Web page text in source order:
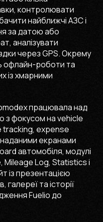
контролювати
найближчі АЗС і
за датою або
аналізувати
через GPS. Окрему
офлайн-роботи та
із хмарними
працювала над
з фокусом на vehicle
tracking, expense
екранами
автомобіля, модулі
Log, Statistics і
із презентацією
галереї та історії
Fuelio до